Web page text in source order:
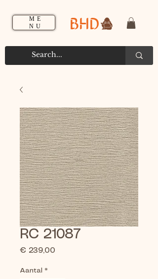
ME
NU
BHD
RC 21087
€ 239,00
Aantal *